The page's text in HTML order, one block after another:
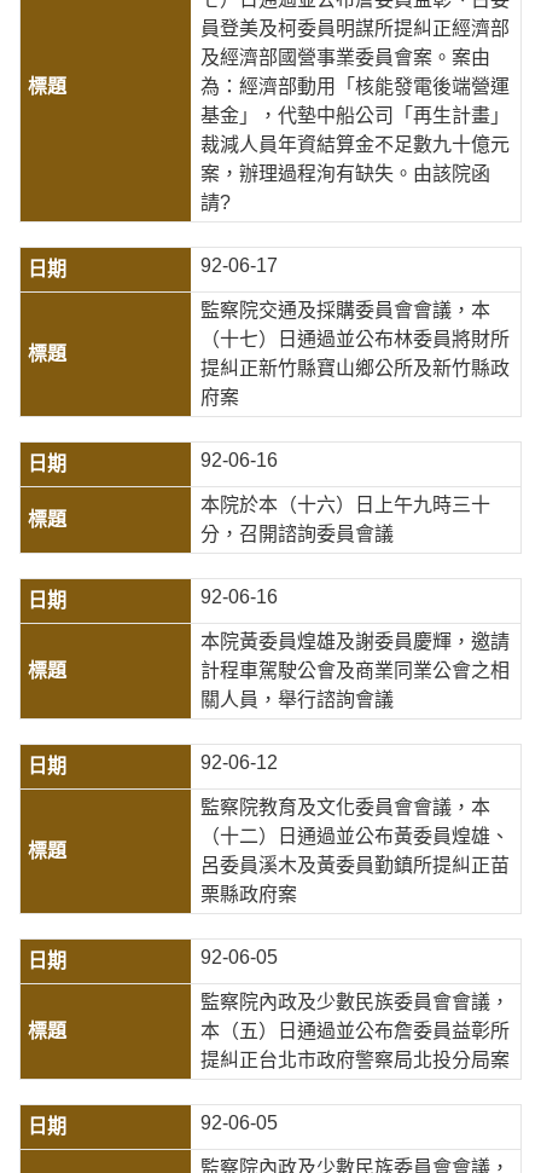
員登美及柯委員明謀所提糾正經濟部
及經濟部國營事業委員會案。案由
為：經濟部動用「核能發電後端營運
基金」，代墊中船公司「再生計畫」
裁減人員年資結算金不足數九十億元
案，辦理過程洵有缺失。由該院函
請?
92-06-17
監察院交通及採購委員會會議，本
（十七）日通過並公布林委員將財所
提糾正新竹縣寶山鄉公所及新竹縣政
府案
92-06-16
本院於本（十六）日上午九時三十
分，召開諮詢委員會議
92-06-16
本院黃委員煌雄及謝委員慶輝，邀請
計程車駕駛公會及商業同業公會之相
關人員，舉行諮詢會議
92-06-12
監察院教育及文化委員會會議，本
（十二）日通過並公布黃委員煌雄、
呂委員溪木及黃委員勤鎮所提糾正苗
栗縣政府案
92-06-05
監察院內政及少數民族委員會會議，
本（五）日通過並公布詹委員益彰所
提糾正台北市政府警察局北投分局案
92-06-05
監察院內政及少數民族委員會會議，